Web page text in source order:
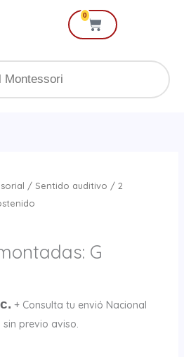
0
Cart
/ Sentido auditivo / 2
G
+ Consulta tu envió Nacional
sin previo aviso.